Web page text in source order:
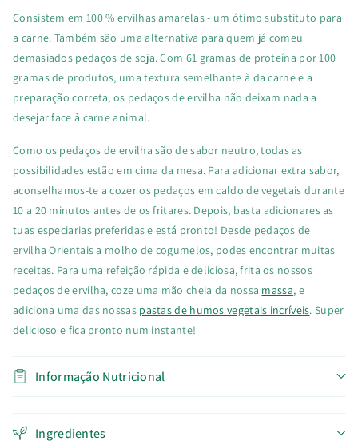
Consistem em 100 % ervilhas amarelas - um ótimo substituto para
a carne. Também são uma alternativa para quem já comeu
demasiados pedaços de soja. Com 61 gramas de proteína por 100
gramas de produtos, uma textura semelhante à da carne e a
preparação correta, os pedaços de ervilha não deixam nada a
desejar face à carne animal.
Como os pedaços de ervilha são de sabor neutro, todas as
possibilidades estão em cima da mesa. Para adicionar extra sabor,
aconselhamos-te a cozer os pedaços em caldo de vegetais durante
10 a 20 minutos antes de os fritares. Depois, basta adicionares as
tuas especiarias preferidas e está pronto! Desde pedaços de
ervilha Orientais a molho de cogumelos, podes encontrar muitas
receitas. Para uma refeição rápida e deliciosa, frita os nossos
pedaços de ervilha, coze uma mão cheia da nossa massa, e
adiciona uma das nossas pastas de humos vegetais incríveis. Super
delicioso e fica pronto num instante!
Informação Nutricional
Ingredientes